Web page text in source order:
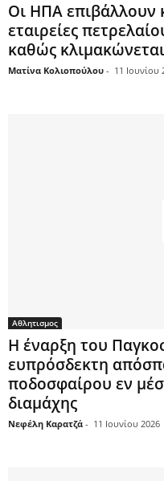
Οι ΗΠΑ επιβάλλουν
εταιρείες
καθώς
Ματίνα Κολιοπούλου - 11 Ιουνίου
Αθλητισμος
Η έναρξη του
ευπρόσδεκτη
ποδοσφαίρου εν
διαμάχης
Νεφέλη Καρατζά - 11 Ιουνίου 2026